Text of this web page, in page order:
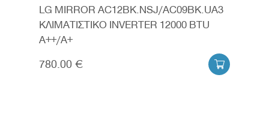
LG MIRROR AC12BK.NSJ/AC09BK.UA3
ΚΛΙΜΑΤΙΣΤΙΚΟ INVERTER 12000 BTU
A++/A+
780.00 € 